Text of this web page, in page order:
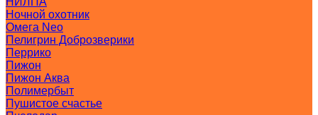
Ночной охотник
Омега Neo
Пелигрин Доброзверики
Перрико
Пижон
Пижон Аква
Полимербыт
Пушистое счастье